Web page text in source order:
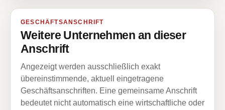
GESCHÄFTSANSCHRIFT
Weitere Unternehmen an dieser
Anschrift
Angezeigt werden ausschließlich exakt
übereinstimmende, aktuell eingetragene
Geschäftsanschriften. Eine gemeinsame Anschrift
bedeutet nicht automatisch eine wirtschaftliche oder